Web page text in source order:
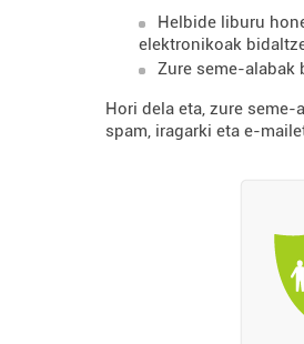
Helbide liburu
elektronikoak
Zure seme-alabak
Hori dela eta, zure
spam, iragarki eta e-